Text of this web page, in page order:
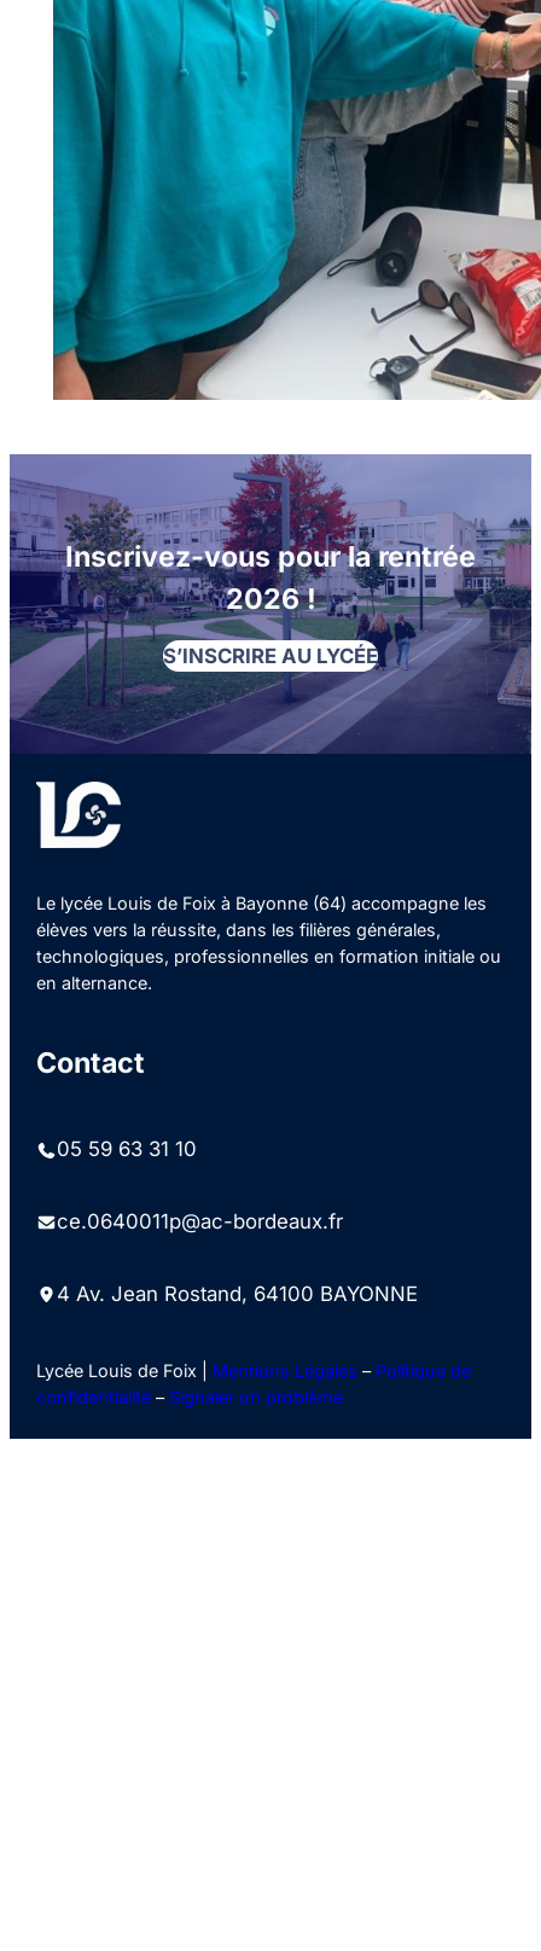
Inscrivez-vous pour la rentrée
2026 !
S’INSCRIRE AU LYCÉE
Le lycée Louis de Foix à Bayonne (64) accompagne les
élèves vers la réussite, dans les filières générales,
technologiques, professionnelles en formation initiale ou
en alternance.
Contact
05 59 63 31 10
ce.0640011p@ac-bordeaux.fr
4 Av. Jean Rostand, 64100 BAYONNE
Lycée Louis de Foix | Mentions Légales – Politique de
confidentialité – Signaler un problème